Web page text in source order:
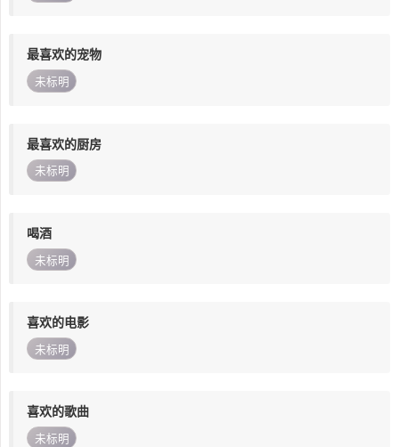
最喜欢的宠物
未标明
最喜欢的厨房
未标明
喝酒
未标明
喜欢的电影
未标明
喜欢的歌曲
未标明